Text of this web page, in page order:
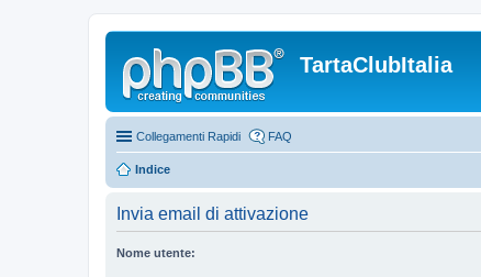
TartaClubItalia
Collegamenti Rapidi FAQ
Indice
Invia email di attivazione
Nome utente: